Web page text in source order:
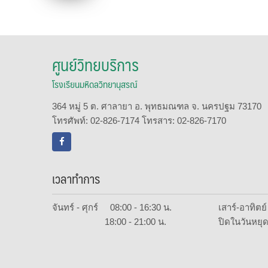
ศูนย์วิทยบริการ
โรงเรียนมหิดลวิทยานุสรณ์
364 หมู่ 5 ต. ศาลายา อ. พุทธมณฑล จ. นครปฐม 73170
โทรศัพท์: 02-826-7174 โทรสาร: 02-826-7170
เวลาทำการ
จันทร์ - ศุกร์ 08:00 - 16:30 น.
18:00 - 21:00 น.
เสาร์-อาทิ
ปิดในวันหยุ